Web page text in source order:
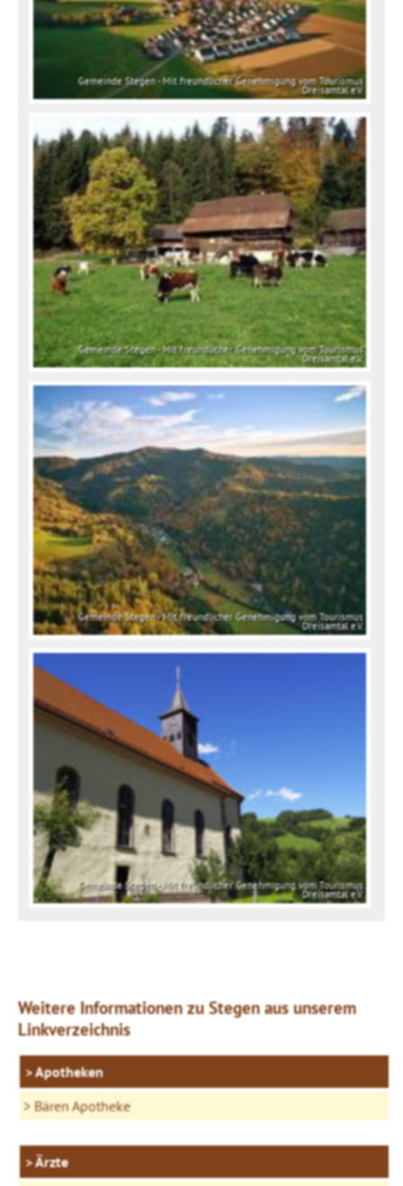
Gemeinde Stegen - Mit freundlicher Genehmigung vom Tourismus
Dreisamtal e.V.
Gemeinde Stegen - Mit freundlicher Genehmigung vom Tourismus
Dreisamtal e.V.
Gemeinde Stegen - Mit freundlicher Genehmigung vom Tourismus
Dreisamtal e.V.
Gemeinde Stegen - Mit freundlicher Genehmigung vom Tourismus
Dreisamtal e.V.
Weitere Informationen zu Stegen aus unserem
Linkverzeichnis
Apotheken
Bären Apotheke
Ärzte